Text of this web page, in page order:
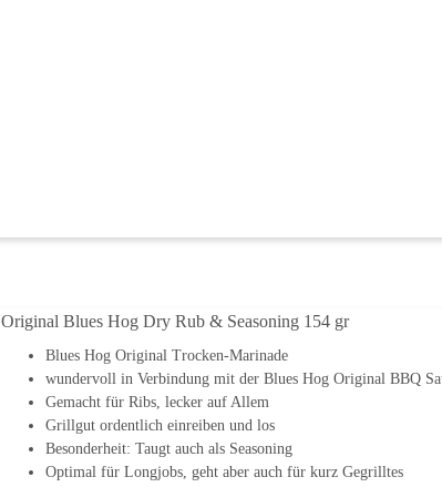
Original Blues Hog Dry Rub & Seasoning 154 gr
Blues Hog Original Trocken-Marinade
wundervoll in Verbindung mit der Blues Hog Original BBQ
Gemacht für Ribs, lecker auf Allem
Grillgut ordentlich einreiben und los
Besonderheit: Taugt auch als Seasoning
Optimal für Longjobs, geht aber auch für kurz Gegrilltes